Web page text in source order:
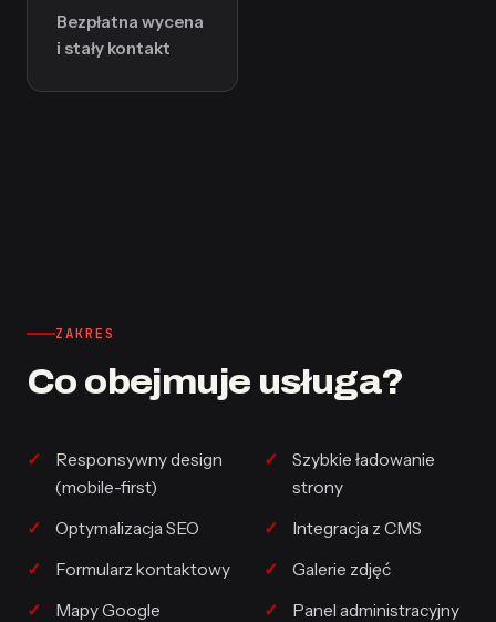
Bezpłatna wycena
i stały kontakt
ZAKRES
Co obejmuje usługa?
Responsywny design
(mobile-first)
Szybkie ładowanie
strony
Optymalizacja SEO
Integracja z CMS
Formularz kontaktowy
Galerie zdjęć
Mapy Google
Panel administracyjny